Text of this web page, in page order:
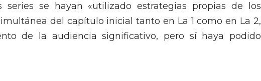
se hayan «utilizado estrategias propias de los
del capítulo inicial tanto en La 1 como en La 2,
de la audiencia significativo, pero sí haya podido